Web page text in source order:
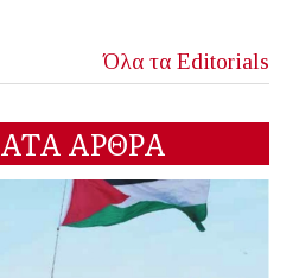
Όλα τα Editorials
ΑΡΘΡΑ